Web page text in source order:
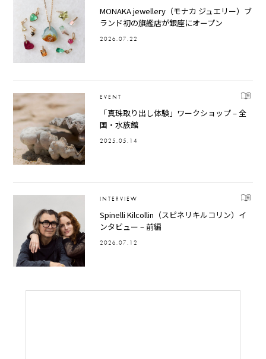
MONAKA jewellery（モナカ ジュエリー）ブ
ランド初の旗艦店が銀座にオープン
2026.07.22
EVENT
「真珠取り出し体験」ワークショップ – 全
国・水族館
2025.05.14
INTERVIEW
Spinelli Kilcollin（スピネリキルコリン）イ
ンタビュー – 前編
2026.07.12